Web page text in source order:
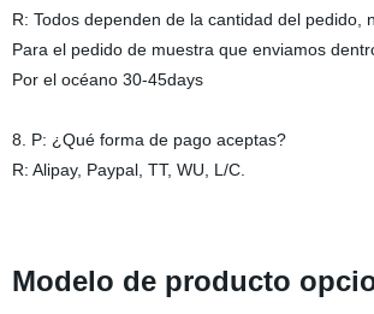
R: Todos dependen de la cantidad del
Para el pedido de muestra que enviamos
Por el océano 30-45days
8. P: ¿Qué forma de pago aceptas?
R: Alipay, Paypal, TT, WU, L/C.
Modelo de producto